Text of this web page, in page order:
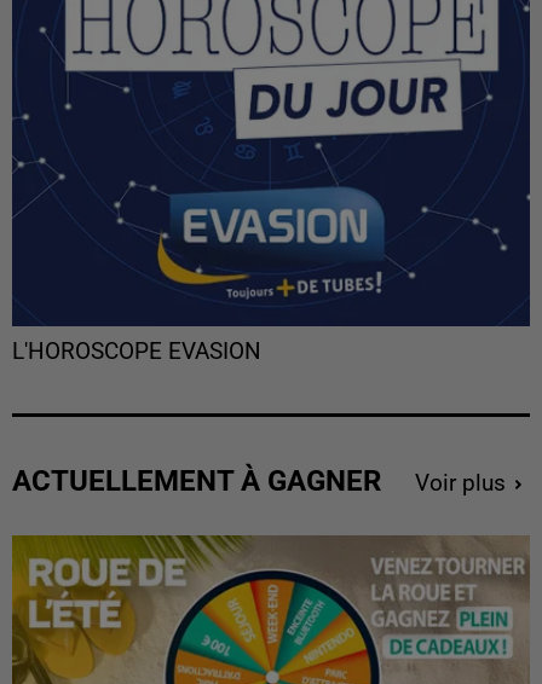
L'HOROSCOPE EVASION
ACTUELLEMENT À GAGNER Voir plus